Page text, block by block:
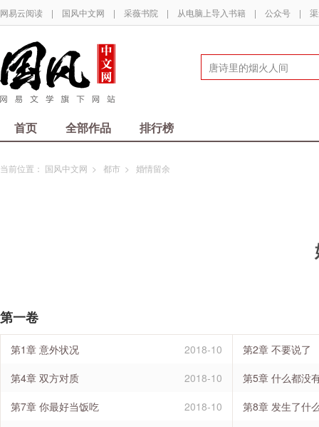
网易云阅读 | 国风中文网 | 采薇书院 | 从电脑上导入书籍 | 公众号 |
首页 全部作品 排行榜
当前位置： 国风中文网 > 都市 > 婚情留余
第一卷
第1章 意外状况 2018-10
第2章 不要说了
第4章 双方对质
2018-10
第5章 什么都没
第7章 你最好当饭吃
2018-10
第8章 发生了什